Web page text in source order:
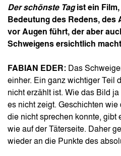
Der schönste Tag ist ein
Bedeutung des Redens, des
vor Augen führt, der aber
Schweigens ersichtlich
FABIAN EDER: Das
einher. Ein ganz wichtiger Teil
nicht erzählt ist. Wie das Bild
es nicht zeigt. Geschichten wie
die nicht sprechen konnte, gibt
wie auf der Täterseite. Daher
wieder an die Punkte des